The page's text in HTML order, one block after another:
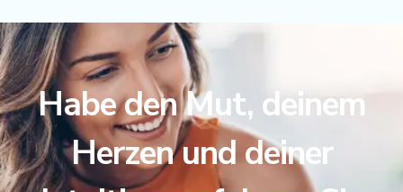
Habe den Mut, deinem
Herzen und deiner